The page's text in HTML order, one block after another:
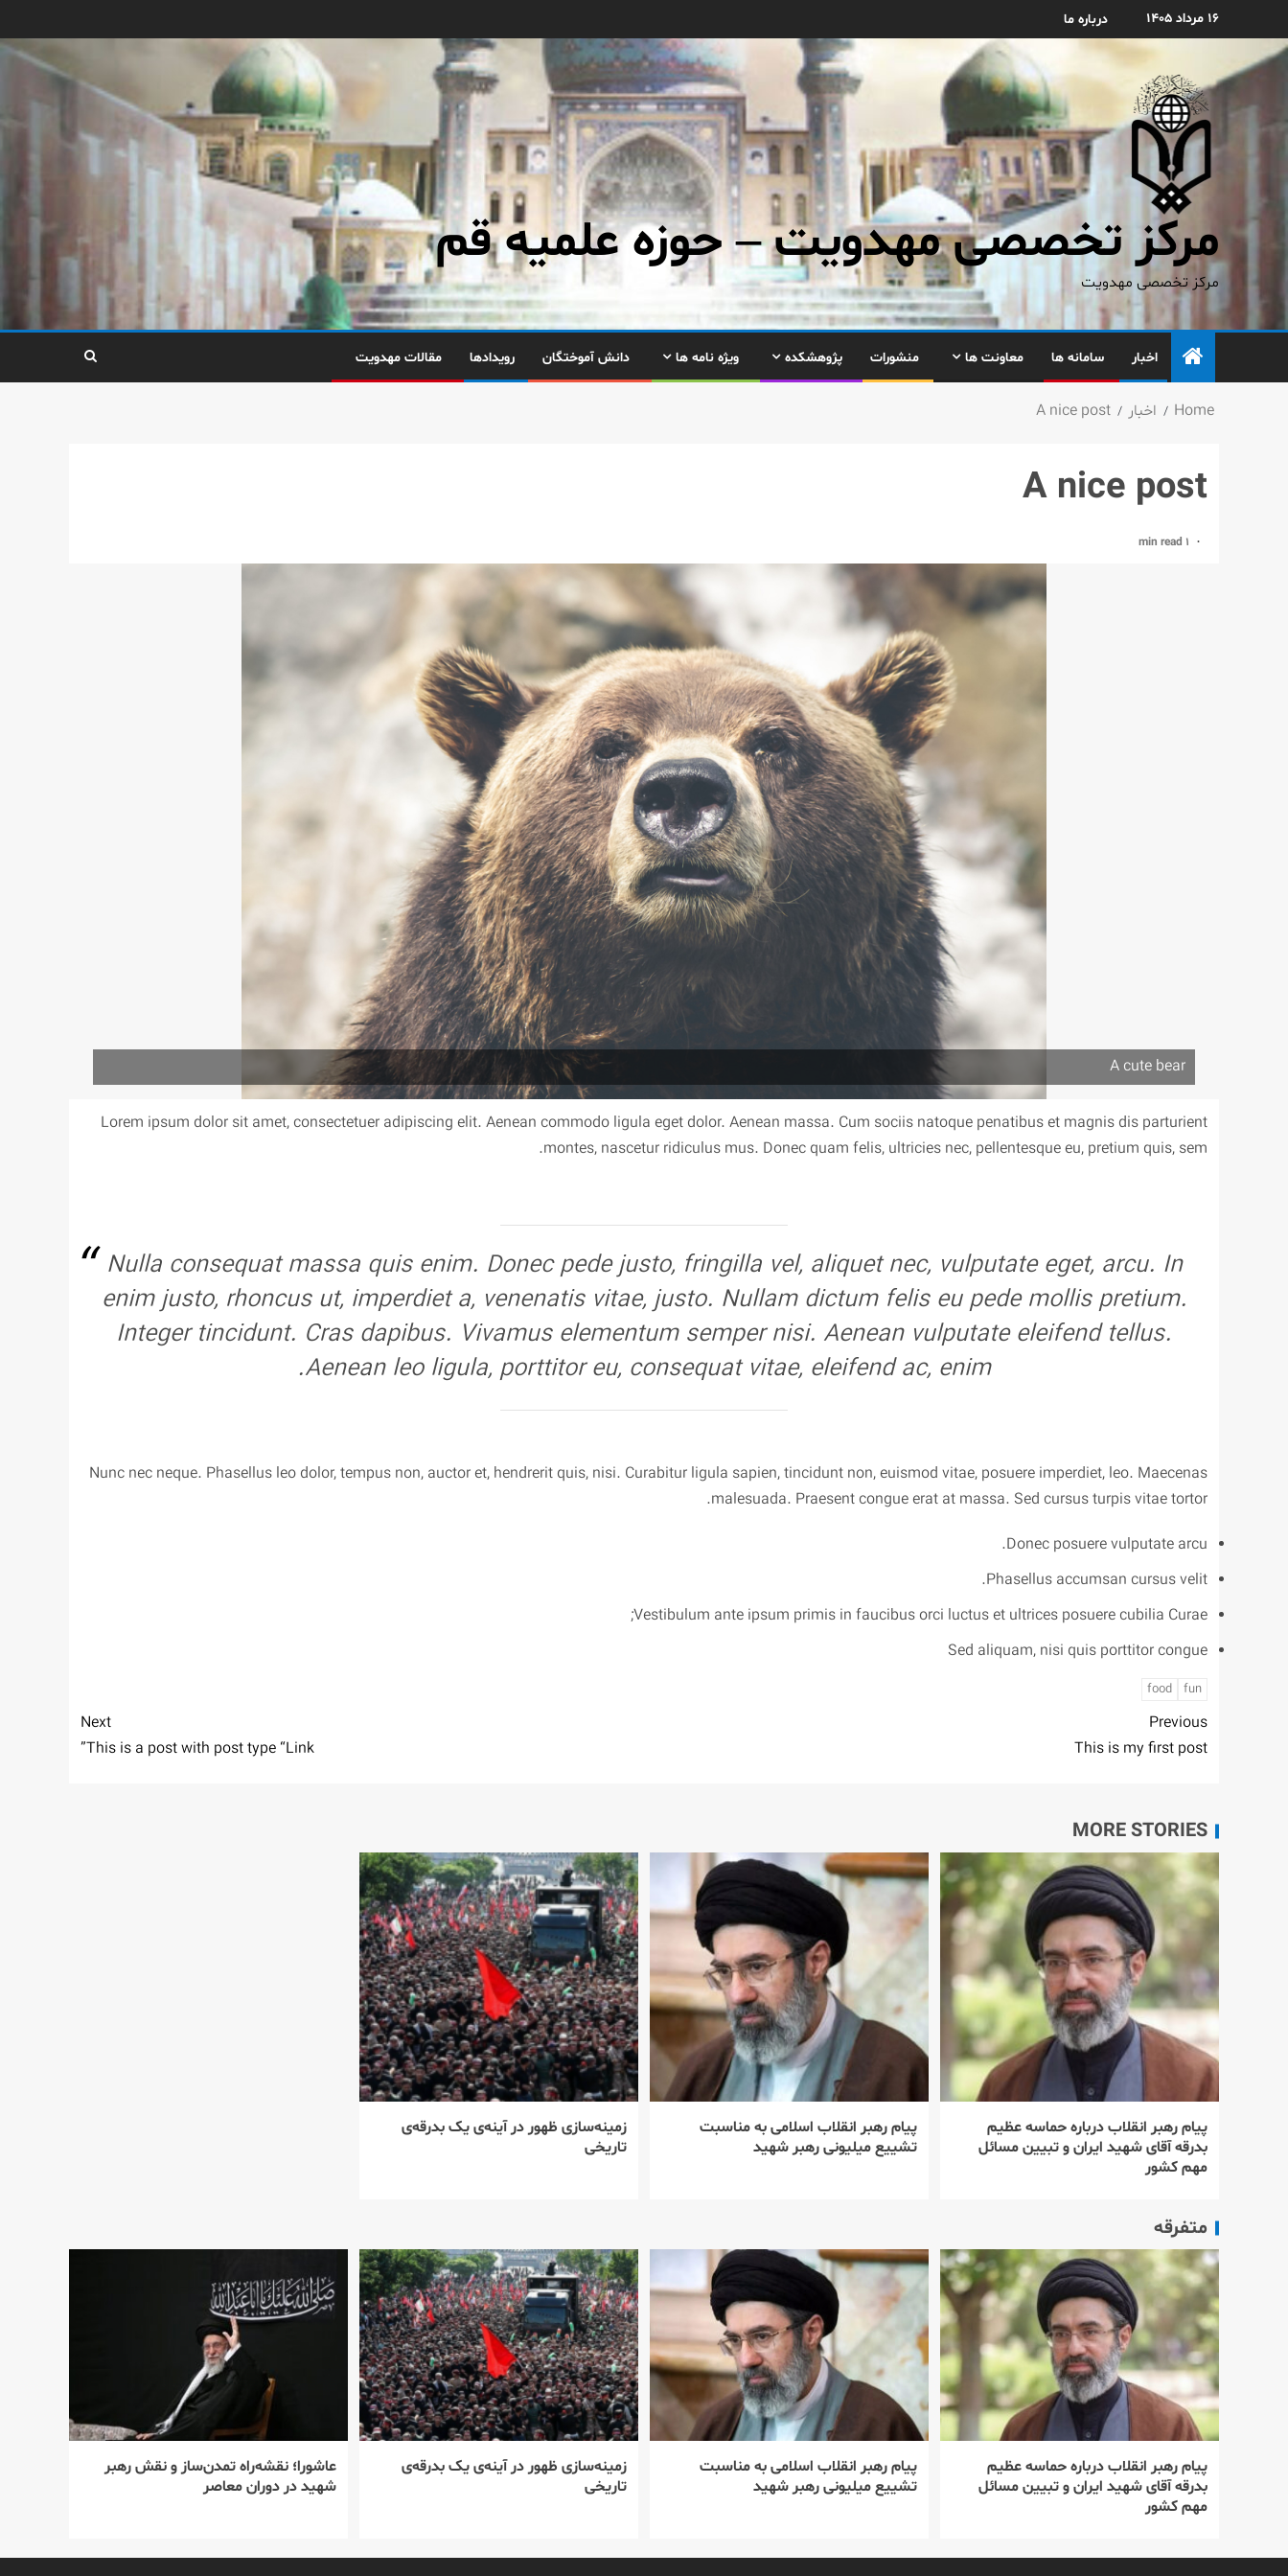
۱۶ مرداد ۱۴۰۵ درباره ما
مرکز تخصصی مهدویت – حوزه علمیه قم
مرکز تخصصی مهدویت
اخبار سامانه ها معاونت ها منشورات پژوهشکده ویژه نامه ها دانش آموختگان رویدادها مقالات مهدویت
Home اخبار A nice post
A nice post
1 min read
A cute bear
Lorem ipsum dolor sit amet, consectetuer adipiscing elit. Aenean commodo ligula eget dolor. Aenean massa. Cum sociis natoque penatibus et magnis dis parturient
montes, nascetur ridiculus mus. Donec quam felis, ultricies nec, pellentesque eu, pretium quis, sem.
Nulla consequat massa quis enim. Donec pede justo, fringilla vel, aliquet nec, vulputate eget, arcu. In
enim justo, rhoncus ut, imperdiet a, venenatis vitae, justo. Nullam dictum felis eu pede mollis pretium.
Integer tincidunt. Cras dapibus. Vivamus elementum semper nisi. Aenean vulputate eleifend tellus.
Aenean leo ligula, porttitor eu, consequat vitae, eleifend ac, enim.
Nunc nec neque. Phasellus leo dolor, tempus non, auctor et, hendrerit quis, nisi. Curabitur ligula sapien, tincidunt non, euismod vitae, posuere imperdiet, leo. Maecenas
malesuada. Praesent congue erat at massa. Sed cursus turpis vitae tortor.
Donec posuere vulputate arcu.
Phasellus accumsan cursus velit.
Vestibulum ante ipsum primis in faucibus orci luctus et ultrices posuere cubilia Curae;
Sed aliquam, nisi quis porttitor congue
food fun
Previous
This is my first post
Next
This is a post with post type “Link”
MORE STORIES
پیام رهبر انقلاب درباره حماسه عظیم
بدرقه آقای شهید ایران و تبیین مسائل
مهم کشور
پیام رهبر انقلاب اسلامی به مناسبت
تشییع میلیونی رهبر شهید
زمینه‌سازی ظهور در آینه‌ی یک بدرقه‌ی
تاریخی
متفرقه
پیام رهبر انقلاب درباره حماسه عظیم
بدرقه آقای شهید ایران و تبیین مسائل
مهم کشور
پیام رهبر انقلاب اسلامی به مناسبت
تشییع میلیونی رهبر شهید
زمینه‌سازی ظهور در آینه‌ی یک بدرقه‌ی
تاریخی
عاشورا؛ نقشه‌راه تمدن‌ساز و نقش رهبر
شهید در دوران معاصر